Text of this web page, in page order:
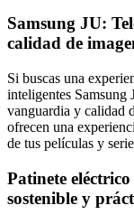
Samsung JU:
calidad de
Si buscas una
inteligentes Samsung
vanguardia y calidad
ofrecen una
de tus películas y
Patinete
sostenible y